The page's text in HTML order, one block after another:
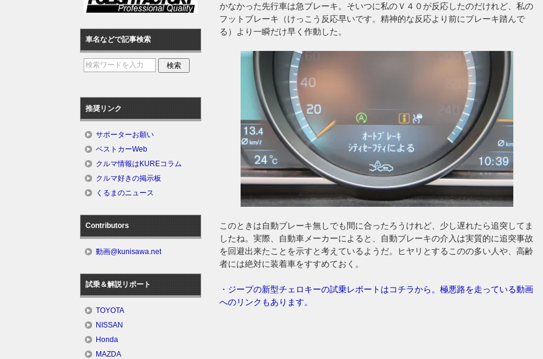
かなかった先行車は急ブレーキ。そいつに私のＶ４０が反応したのだけれど、私の
フットブレーキ（けっこう反応早いです。精神的な反応より前にブレーキ踏んで
る）より一瞬だけ早く作動した。
このときは自動ブレーキ無しでも間に合ったろうけれど、少し遅れたら追突してま
したね。実際、自動車メーカーによると、自動ブレーキの介入は実質的に追突事故
を回避出来たことを示すと考えているようだ。ヒヤリとするこのの多い人や、高齢
者には絶対に装着車をすすめておく。
・ ジープの新型チェロキーの試乗レポートはコチラから。極悪路を走っている動画
へのリンクもあります。
車名などで記事検索
推奨リンク
サポーターお願い
ベストカーWeb
クルマ情報はKUREコラム
クルマ好きの掲示板
くるまのニュース
Contributors
動画@kunisawa.net
試乗＆解説リポート
TOYOTA
NISSAN
Honda
MAZDA